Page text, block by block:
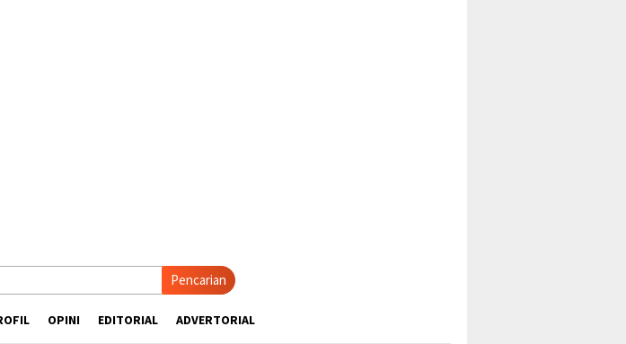
Pencarian
OPINI EDITORIAL ADVERTORIAL